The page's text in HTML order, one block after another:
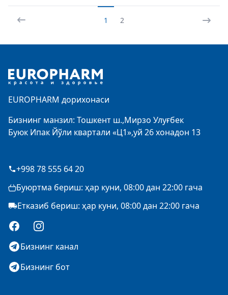
1 2
EUROPHARM дорихонаси
Бизнинг манзил: Тошкент ш.,Мирзо Улуғбек
Буюк Ипак Йўли квартали «Ц1»,уй 26 хонадон 13
+998 78 555 64 20
Буюртма бериш: ҳар куни, 08:00 дан 22:00 гача
Етказиб бериш: ҳар куни, 08:00 дан 22:00 гача
FacebookInstagram
Бизнинг канал
Бизнинг бот